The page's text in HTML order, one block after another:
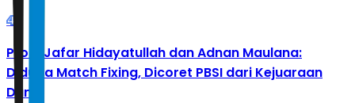
4
Profil Jafar Hidayatullah dan Adnan Maulana:
Diduga Match Fixing, Dicoret PBSI dari Kejuaraan
Dunia